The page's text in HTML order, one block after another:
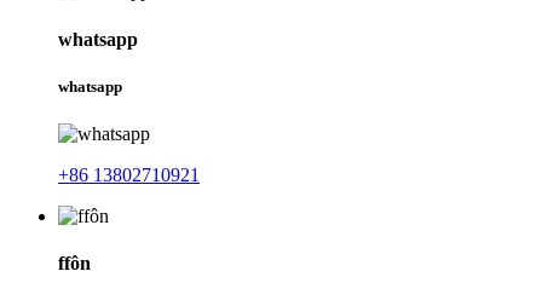
whatsapp
whatsapp
+86 13802710921
ffôn